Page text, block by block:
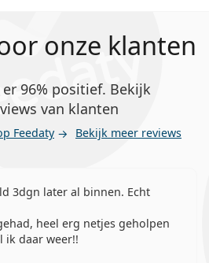
onze klanten
96% positief. Bekijk
van klanten
Feedaty Bekijk meer reviews
3dgn later al binnen. Echt
heel erg netjes geholpen
ik daar weer!!